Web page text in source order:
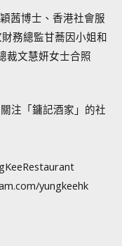
茜博士、香港社會服
務總監甘蕎因小姐和
裁文慧妍女士合照
注「鏞記酒家」的社
yungkeehk